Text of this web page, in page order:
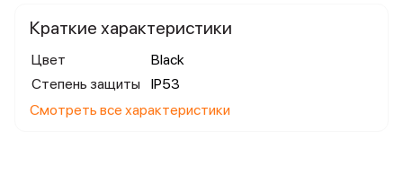
Краткие характеристики
Цвет
Black
Степень защиты
IP53
Смотреть все характеристики